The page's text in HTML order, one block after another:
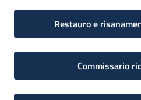
Restauro e
Commissario